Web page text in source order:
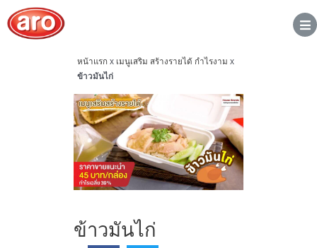
หน้าแรกx เมนูเสริม สร้างรายได้ กำไรงาม x
ข้าวมันไก่
ข้าวมันไก่